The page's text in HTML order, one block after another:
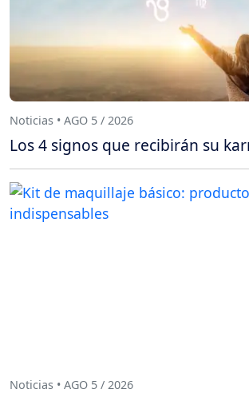
Noticias • AGO 5 / 2026
Los 4 signos que recibirán su
Noticias • AGO 5 / 2026